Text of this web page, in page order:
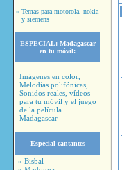
» Temas para motorola, nokia
y siemens
ESPECIAL: Madagascar
en tu móvil:
Imágenes en color,
Melodías polifónicas,
Sonidos reales, vídeos
para tu móvil y el juego
de la película
Madagascar
Especial cantantes
» Bisbal